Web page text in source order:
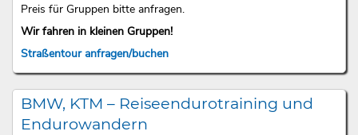
Preis für Gruppen bitte anfragen.
Wir fahren in kleinen Gruppen!
Straßentour anfragen/buchen
BMW, KTM – Reiseendurotraining und
Endurowandern